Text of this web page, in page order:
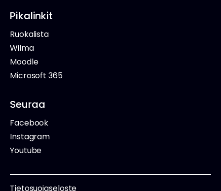
Pikalinkit
Ruokalista
Wilma
Moodle
Microsoft 365
Seuraa
Facebook
Instagram
Youtube
Tietosuojaseloste